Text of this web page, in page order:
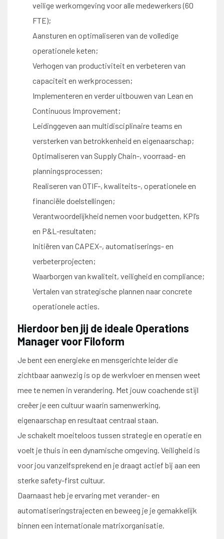
veilige werkomgeving voor alle medewerkers (60
FTE);
Aansturen en optimaliseren van de volledige
operationele keten;
Verhogen van productiviteit en verbeteren van
capaciteit en werkprocessen;
Implementeren en verder uitbouwen van Lean en
Continuous Improvement;
Leidinggeven aan multidisciplinaire teams en
versterken van betrokkenheid en eigenaarschap;
Optimaliseren van Supply Chain-, voorraad- en
planningsprocessen;
Realiseren van OTIF-, kwaliteits-, operationele en
financiële doelstellingen;
Verantwoordelijkheid nemen voor budgetten, KPI’s
en P&L-resultaten;
Initiëren van CAPEX-, automatiserings- en
verbeterprojecten;
Waarborgen van kwaliteit, veiligheid en compliance;
Vertalen van strategische plannen naar concrete
operationele acties.
Hierdoor ben jij de ideale Operations
Manager voor Filoform
Je bent een energieke en mensgerichte leider die
zichtbaar aanwezig is op de werkvloer en mensen weet
mee te nemen in verandering. Met jouw coachende stijl
creëer je een cultuur waarin samenwerking,
eigenaarschap en resultaat centraal staan.
Je schakelt moeiteloos tussen strategie en operatie en
voelt je thuis in een dynamische omgeving. Veiligheid is
voor jou vanzelfsprekend en je draagt actief bij aan een
sterke safety-first cultuur.
Daarnaast heb je ervaring met verander- en
automatiseringstrajecten en beweeg je je gemakkelijk
binnen een internationale matrixorganisatie.